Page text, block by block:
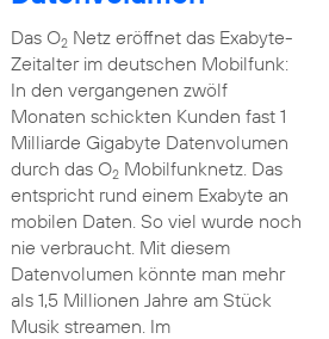
Das O2Netz eröffnet das Exabyte-
Zeitalter im deutschen Mobilfunk:
In den vergangenen zwölf
Monaten schickten Kunden fast 1
Milliarde Gigabyte Datenvolumen
durch das O2Mobilfunknetz. Das
entspricht rund einem Exabyte an
mobilen Daten. So viel wurde noch
nie verbraucht. Mit diesem
Datenvolumen könnte man mehr
als 1,5 Millionen Jahre am Stück
Musik streamen. Im